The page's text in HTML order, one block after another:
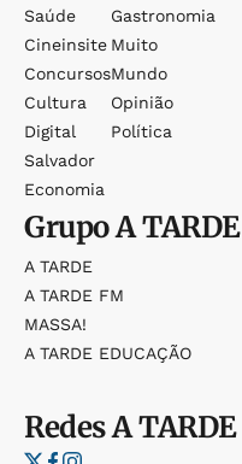
Saúde
Cineinsite
Concursos
Cultura
Digital
Salvador
Economia
Gastronomia
Muito
Mundo
Opinião
Política
GrupoA TARDE
A TARDE
A TARDE FM
MASSA!
A TARDE EDUCAÇÃO
RedesA TARDE